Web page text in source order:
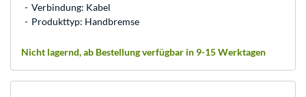
Verbindung: Kabel
Produkttyp: Handbremse
Nicht lagernd, ab Bestellung verfügbar in 9-15 Werktagen